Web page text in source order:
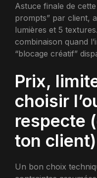
Astuce finale de
prompts” par client,
lumières et 5
combinaison quand
“blocage créatif”
Prix,
choisir
respecte
ton client)
Un bon choix